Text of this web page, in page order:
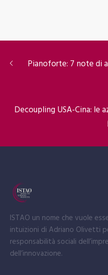
Pianoforte: 7 note di
Decoupling USA-Cina: le
ISTAO un nome che vuole
intuizioni di Adriano Olivetti
responsabilità sociali
dell’innovazione.